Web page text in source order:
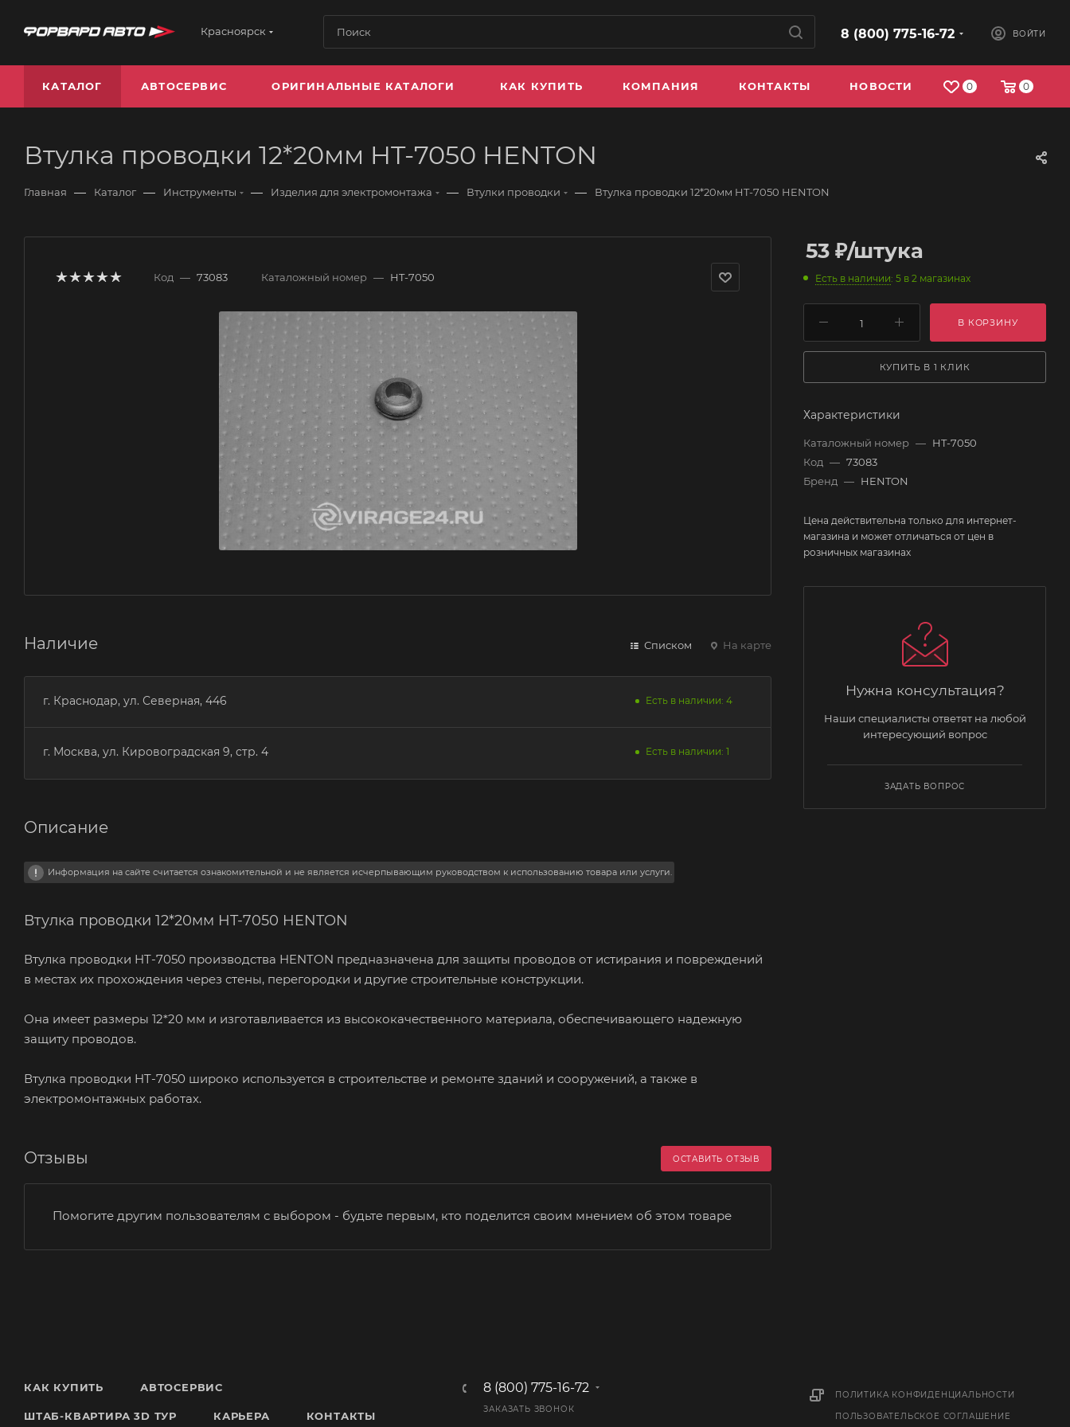
Красноярск 8 (800) 775-16-72 ВОЙТИ
0 0
КАТАЛОГ АВТОСЕРВИС ОРИГИНАЛЬНЫЕ КАТАЛОГИ КАК КУПИТЬ КОМПАНИЯ КОНТАКТЫ НОВОСТИ
Втулка проводки 12*20мм HT-7050 HENTON
Главная — Каталог — Инструменты — Изделия для электромонтажа — Втулки проводки — Втулка проводки 12*20мм HT-7050 HENTON
Код — 73083 Каталожный номер — HT-7050
Наличие Списком На карте
г. Краснодар, ул. Северная, 446 Есть в наличии: 4
г. Москва, ул. Кировоградская 9, стр. 4 Есть в наличии: 1
Описание
Информация на сайте считается ознакомительной и не является исчерпывающим руководством к использованию товара или услуги.
Втулка проводки 12*20мм HT-7050 HENTON
Втулка проводки HT-7050 производства HENTON предназначена для защиты проводов от истирания и повреждений
в местах их прохождения через стены, перегородки и другие строительные конструкции.
Она имеет размеры 12*20 мм и изготавливается из высококачественного материала, обеспечивающего надежную
защиту проводов.
Втулка проводки HT-7050 широко используется в строительстве и ремонте зданий и сооружений, а также в
электромонтажных работах.
Отзывы ОСТАВИТЬ ОТЗЫВ
Помогите другим пользователям с выбором - будьте первым, кто поделится своим мнением об этом товаре
53 ₽/штука
Есть в наличии: 5 в 2 магазинах
В КОРЗИНУ
КУПИТЬ В 1 КЛИК
Характеристики
Каталожный номер — HT-7050
Код — 73083
Бренд — HENTON
Цена действительна только для интернет-
магазина и может отличаться от цен в
розничных магазинах
Нужна консультация?
Наши специалисты ответят на любой
интересующий вопрос
ЗАДАТЬ ВОПРОС
КАК КУПИТЬ АВТОСЕРВИС
ШТАБ-КВАРТИРА 3D ТУР КАРЬЕРА КОНТАКТЫ
8 (800) 775-16-72
ЗАКАЗАТЬ ЗВОНОК
ПОЛИТИКА КОНФИДЕНЦИАЛЬНОСТИ
ПОЛЬЗОВАТЕЛЬСКОЕ СОГЛАШЕНИЕ